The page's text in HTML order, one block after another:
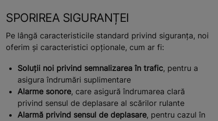
SPORIREA SIGURANȚEI
Pe lângă caracteristicile standard privind siguranța, noi
oferim și caracteristici opționale, cum ar fi:
Soluții noi privind semnalizarea în trafic, pentru a
asigura îndrumări suplimentare
Alarme sonore, care asigură îndrumarea clară
privind sensul de deplasare al scărilor rulante
Alarmă privind sensul de deplasare, pentru cazul în